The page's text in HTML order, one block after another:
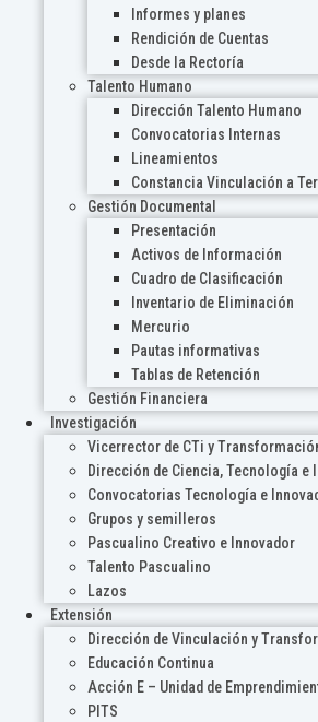
Informes y planes
Rendición de Cuentas
Desde la Rectoría
Talento Humano
Dirección Talento Humano
Convocatorias Internas
Lineamientos
Constancia Vinculación a
Gestión Documental
Presentación
Activos de Información
Cuadro de Clasificación
Inventario de Eliminación
Mercurio
Pautas informativas
Tablas de Retención
Gestión Financiera
Investigación
Vicerrector de CTi y
Dirección de Ciencia, Tecnología e
Convocatorias Tecnología e
Grupos y semilleros
Pascualino Creativo e Innovador
Talento Pascualino
Lazos
Extensión
Dirección de Vinculación y
Educación Continua
Acción E – Unidad de
PITS